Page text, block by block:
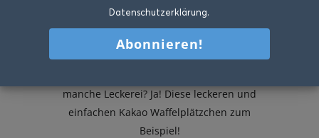
Kakao Waffelplätzchen
manche Leckerei? Ja! Diese leckeren und
einfachen Kakao Waffelplätzchen zum
Beispiel!
Datenschutzerklärung.